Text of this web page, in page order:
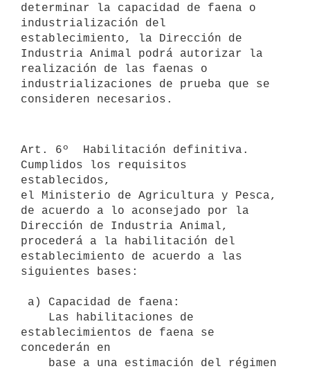
determinar la capacidad de faena o
industrialización del
establecimiento, la Dirección de
Industria Animal podrá autorizar la
realización de las faenas o
industrializaciones de prueba que se
consideren necesarios.
Art. 6º  Habilitación definitiva.
Cumplidos los requisitos
establecidos,
el Ministerio de Agricultura y Pesca,
de acuerdo a lo aconsejado por la
Dirección de Industria Animal,
procederá a la habilitación del
establecimiento de acuerdo a las
siguientes bases:
establecimientos de faena se
concederán en